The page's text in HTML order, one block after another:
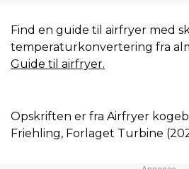
Find en guide til airfryer med
temperaturkonvertering fra
Guide til airfryer.
Opskriften er fra Airfryer
Friehling, Forlaget Turbine